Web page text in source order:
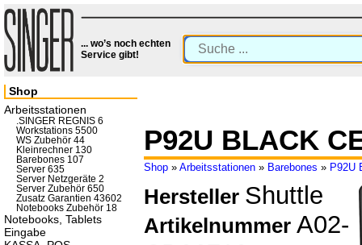
... wo’s noch echten
Service gibt!
P92U BLACK
Shop » Arbeitsstationen » Barebones » P92U
Hersteller Shuttle
Artikelnummer A02-
Shop
Arbeitsstationen
.SINGER REGNIS 6
Workstations 5500
WS Zubehör 44
Kleinrechner 130
Barebones 107
Server 635
Server Netzgeräte 2
Server Zubehör 650
Zusatz Garantien 43602
Notebooks Zubehör 18
Notebooks, Tablets
Eingabe